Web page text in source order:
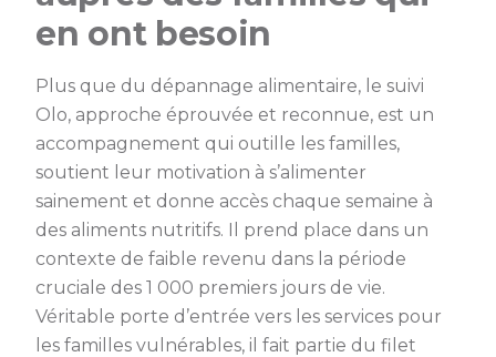
en ont besoin
Plus que du dépannage alimentaire, le suivi
Olo, approche éprouvée et reconnue, est un
accompagnement qui outille les familles,
soutient leur motivation à s’alimenter
sainement et donne accès chaque semaine à
des aliments nutritifs. Il prend place dans un
contexte de faible revenu dans la période
cruciale des 1 000 premiers jours de vie.
Véritable porte d’entrée vers les services pour
les familles vulnérables, il fait partie du filet